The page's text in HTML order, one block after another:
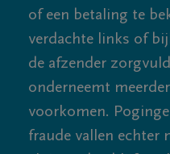
of een betaling te
verdachte links of
de afzender
onderneemt
voorkomen.
fraude vallen